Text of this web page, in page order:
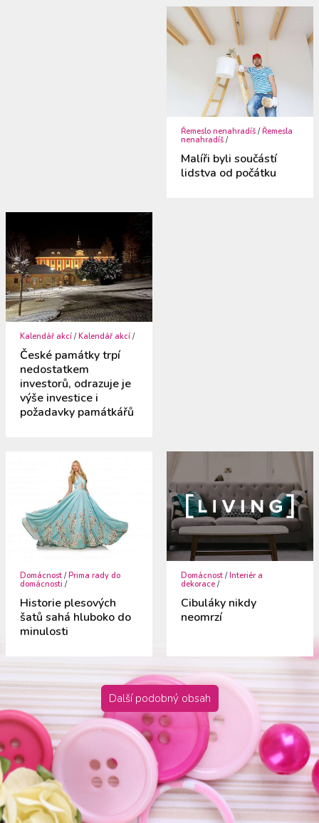
Řemeslo nenahradíš / Řemesla
nenahradíš /
Malíři byli součástí
lidstva od počátku
Kalendář akcí / Kalendář akcí /
České památky trpí
nedostatkem
investorů, odrazuje je
výše investice i
požadavky památkářů
Domácnost /Prima rady do
domácnosti /
Historie plesových
šatů sahá hluboko do
minulosti
Domácnost /Interiér a
dekorace /
Cibuláky nikdy
neomrzí
Další podobný obsah